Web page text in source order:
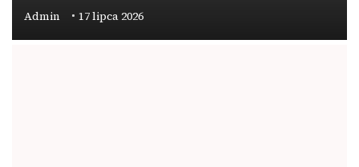
Admin 17 lipca 2026